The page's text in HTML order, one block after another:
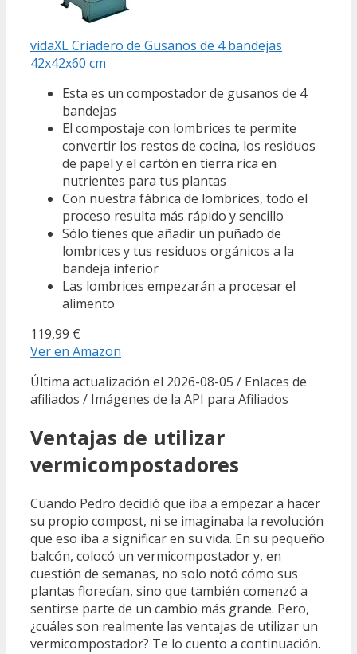
vidaXL Criadero de Gusanos de 4 bandejas
42x42x60 cm
Esta es un compostador de gusanos de 4
bandejas
El compostaje con lombrices te permite
convertir los restos de cocina, los residuos
de papel y el cartón en tierra rica en
nutrientes para tus plantas
Con nuestra fábrica de lombrices, todo el
proceso resulta más rápido y sencillo
Sólo tienes que añadir un puñado de
lombrices y tus residuos orgánicos a la
bandeja inferior
Las lombrices empezarán a procesar el
alimento
119,99 €
Ver en Amazon
Última actualización el 2026-08-05 / Enlaces de
afiliados / Imágenes de la API para Afiliados
Ventajas de utilizar
vermicompostadores
Cuando Pedro decidió que iba a empezar a hacer
su propio compost, ni se imaginaba la revolución
que eso iba a significar en su vida. En su pequeño
balcón, colocó un vermicompostador y, en
cuestión de semanas, no solo notó cómo sus
plantas florecían, sino que también comenzó a
sentirse parte de un cambio más grande. Pero,
¿cuáles son realmente las ventajas de utilizar un
vermicompostador? Te lo cuento a continuación.